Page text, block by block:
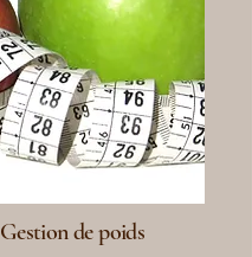
Gestion de poids